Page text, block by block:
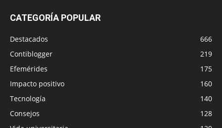
CATEGORÍA POPULAR
Destacados
666
Contiblogger
219
Efemérides
175
Impacto positivo
160
Tecnología
140
Consejos
128